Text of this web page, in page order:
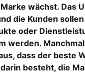
wächst. Das
die Kunden
oder
werden.
dass der beste
besteht, die